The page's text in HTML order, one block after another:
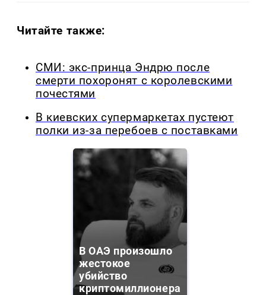
Читайте также:
СМИ: экс-принца Эндрю после
смерти похоронят с королевскими
почестями
В киевских супермаркетах пустеют
полки из-за перебоев с поставками
В ОАЭ произошло
жестокое
убийство
криптомиллионера